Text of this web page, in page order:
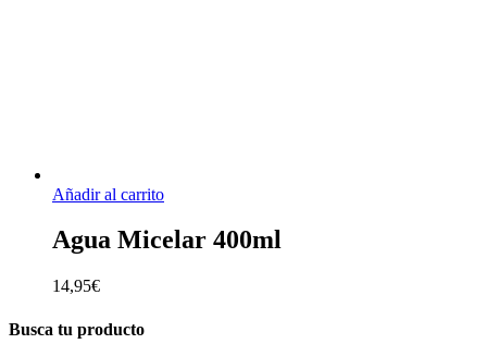
Añadir al carrito
Agua Micelar 400ml
14,95€
Busca tu producto